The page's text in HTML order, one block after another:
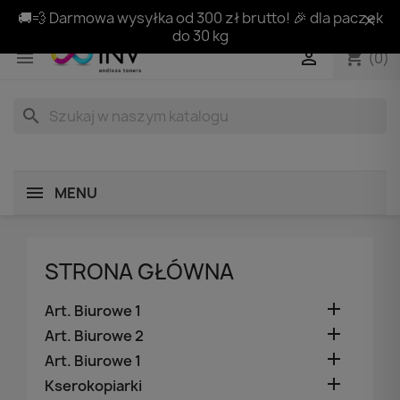
🚚💨 Darmowa wysyłka od 300 zł brutto! 🎉 dla paczek
do 30 kg
 shopping_cart(0)

search
MENU
STRONA GŁÓWNA
Art. Biurowe 1 
Art. Biurowe 2 
Art. Biurowe 1 
Kserokopiarki 